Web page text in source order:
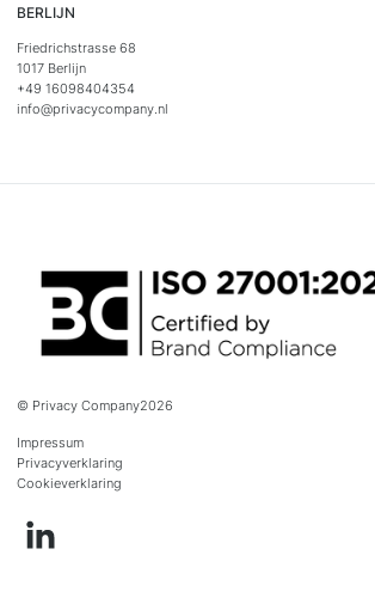
BERLIJN
Friedrichstrasse 68
1017 Berlijn
+49 16098404354
info@privacycompany.nl
© Privacy Company2026
Impressum
Privacyverklaring
Cookieverklaring